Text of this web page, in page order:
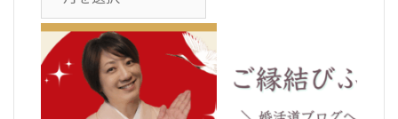
ー
カ
イ